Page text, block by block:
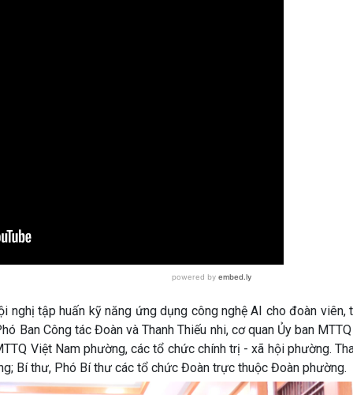
tập huấn kỹ năng ứng dụng công nghệ AI cho đoàn viên,
Ban Công tác Đoàn và Thanh Thiếu nhi, cơ quan Ủy ban
Việt Nam phường, các tổ chức chính trị - xã hội phường.
Bí thư, Phó Bí thư các tổ chức Đoàn trực thuộc Đoàn phường.